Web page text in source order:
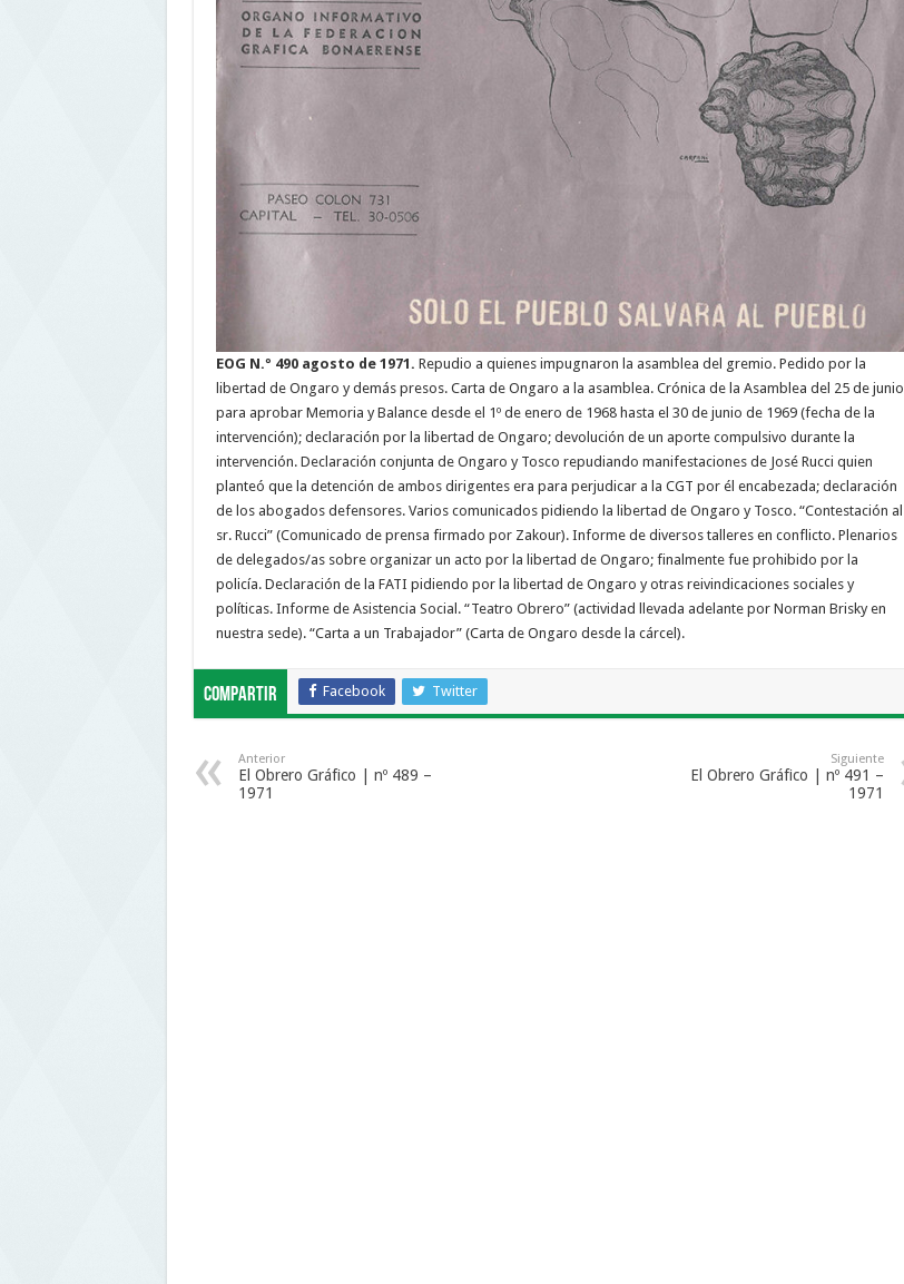
EOG N.º 490 agosto de 1971. Repudio a quienes impugnaron la asamblea del gremio. Pedido por la
libertad de Ongaro y demás presos. Carta de Ongaro a la asamblea. Crónica de la Asamblea del 25 de junio
para aprobar Memoria y Balance desde el 1º de enero de 1968 hasta el 30 de junio de 1969 (fecha de la
intervención); declaración por la libertad de Ongaro; devolución de un aporte compulsivo durante la
intervención. Declaración conjunta de Ongaro y Tosco repudiando manifestaciones de José Rucci quien
planteó que la detención de ambos dirigentes era para perjudicar a la CGT por él encabezada; declaración
de los abogados defensores. Varios comunicados pidiendo la libertad de Ongaro y Tosco. “Contestación al
sr. Rucci” (Comunicado de prensa firmado por Zakour). Informe de diversos talleres en conflicto. Plenarios
de delegados/as sobre organizar un acto por la libertad de Ongaro; finalmente fue prohibido por la
policía. Declaración de la FATI pidiendo por la libertad de Ongaro y otras reivindicaciones sociales y
políticas. Informe de Asistencia Social. “Teatro Obrero” (actividad llevada adelante por Norman Brisky en
nuestra sede). “Carta a un Trabajador” (Carta de Ongaro desde la cárcel).
Compartir Facebook Twitter
Anterior
El Obrero Gráfico | nº 489 –
1971
Siguiente
El Obrero Gráfico | nº 491 –
1971